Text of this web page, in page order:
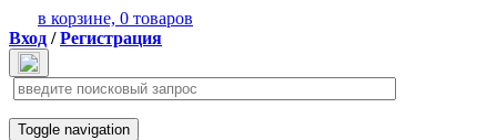
в корзине, 0 товаров
Вход /Регистрация
Toggle navigation